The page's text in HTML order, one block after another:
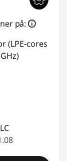
på:
(LPE-cores